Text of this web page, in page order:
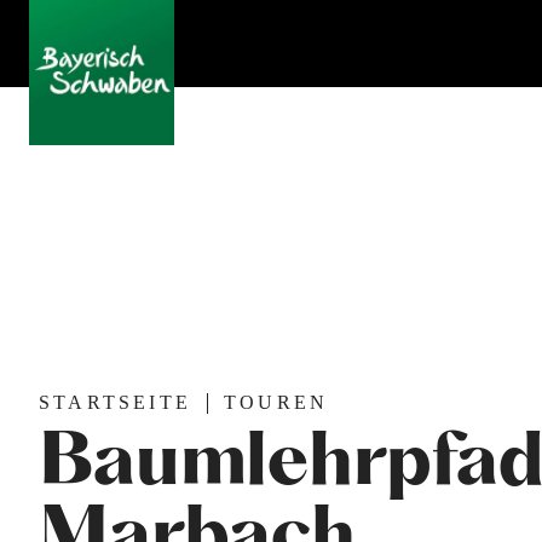
STARTSEITE TOUREN